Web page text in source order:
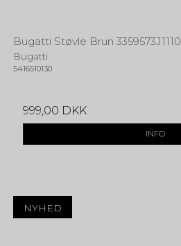
Bugatti Støvle Brun 3359573J1110
Bugatti
5416510130
999,00 DKK
INFO
NYHED